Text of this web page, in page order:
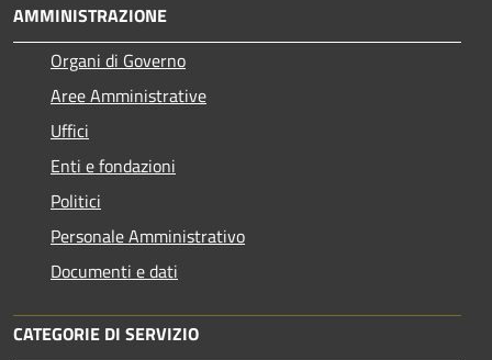
AMMINISTRAZIONE
Organi di Governo
Aree Amministrative
Uffici
Enti e fondazioni
Politici
Personale Amministrativo
Documenti e dati
CATEGORIE DI SERVIZIO